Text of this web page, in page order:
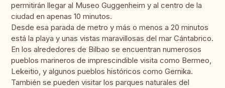
permitirán llegar al Museo Guggenheim y al centro de la
ciudad en apenas 10 minutos.
Desde esa parada de metro y más o menos a 20 minutos
está la playa y unas vistas maravillosas del mar Cántabrico.
En los alrededores de Bilbao se encuentran numerosos
pueblos marineros de imprescindible visita como Bermeo,
Lekeitio, y algunos pueblos históricos como Gernika.
También se pueden visitar los parques naturales del